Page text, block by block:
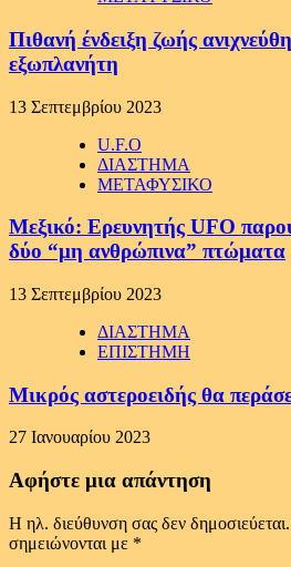
Πιθανή ένδειξη ζωής
εξωπλανήτη
13 Σεπτεμβρίου 2023
U.F.O
ΔΙΑΣΤΗΜΑ
ΜΕΤΑΦΥΣΙΚΟ
Μεξικό: Ερευνητής UFO
δύο “μη ανθρώπινα” πτώματα
13 Σεπτεμβρίου 2023
ΔΙΑΣΤΗΜΑ
ΕΠΙΣΤΗΜΗ
Μικρός αστεροειδής θα
27 Ιανουαρίου 2023
Αφήστε μια απάντηση
Η ηλ. διεύθυνση σας δεν δημοσιεύεται.
σημειώνονται με *